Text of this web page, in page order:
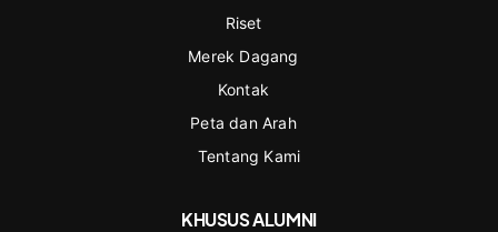
Riset
Merek Dagang
Kontak
Peta dan Arah
Tentang Kami
KHUSUS ALUMNI